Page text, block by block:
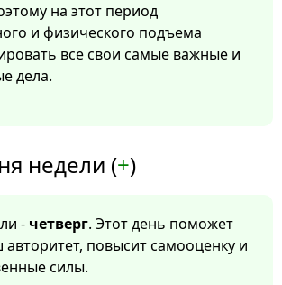
на этот период
и физического подъема
все свои самые важные и
дела.
недели (+)
- четверг. Этот день поможет
повысит самооценку и
силы.